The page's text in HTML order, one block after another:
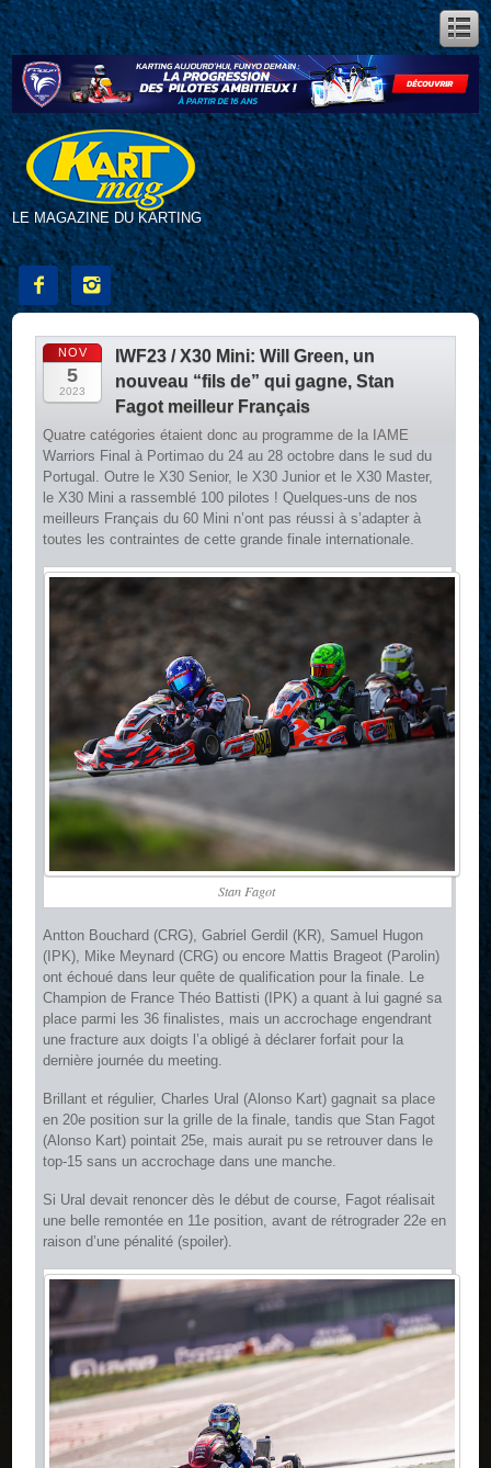
LE MAGAZINE DU KARTING
 
NOV
5
2023
IWF23 / X30 Mini: Will Green, un
nouveau “fils de” qui gagne, Stan
Fagot meilleur Français
Quatre catégories étaient donc au programme de la IAME
Warriors Final à Portimao du 24 au 28 octobre dans le sud du
Portugal. Outre le X30 Senior, le X30 Junior et le X30 Master,
le X30 Mini a rassemblé 100 pilotes ! Quelques-uns de nos
meilleurs Français du 60 Mini n’ont pas réussi à s’adapter à
toutes les contraintes de cette grande finale internationale.
Stan Fagot
Antton Bouchard (CRG), Gabriel Gerdil (KR), Samuel Hugon
(IPK), Mike Meynard (CRG) ou encore Mattis Brageot (Parolin)
ont échoué dans leur quête de qualification pour la finale. Le
Champion de France Théo Battisti (IPK) a quant à lui gagné sa
place parmi les 36 finalistes, mais un accrochage engendrant
une fracture aux doigts l’a obligé à déclarer forfait pour la
dernière journée du meeting.
Brillant et régulier, Charles Ural (Alonso Kart) gagnait sa place
en 20e position sur la grille de la finale, tandis que Stan Fagot
(Alonso Kart) pointait 25e, mais aurait pu se retrouver dans le
top-15 sans un accrochage dans une manche.
Si Ural devait renoncer dès le début de course, Fagot réalisait
une belle remontée en 11e position, avant de rétrograder 22e en
raison d’une pénalité (spoiler).